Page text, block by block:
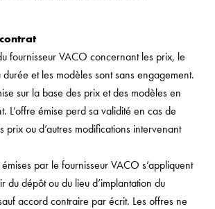
fournisseur VACO concernant les prix, le
et les modèles sont sans engagement.
sur la base des prix et des modèles en
L’offre émise perd sa validité en cas de
prix ou d’autres modifications intervenant
par le fournisseur VACO s’appliquent
du dépôt ou du lieu d’implantation du
accord contraire par écrit. Les offres ne